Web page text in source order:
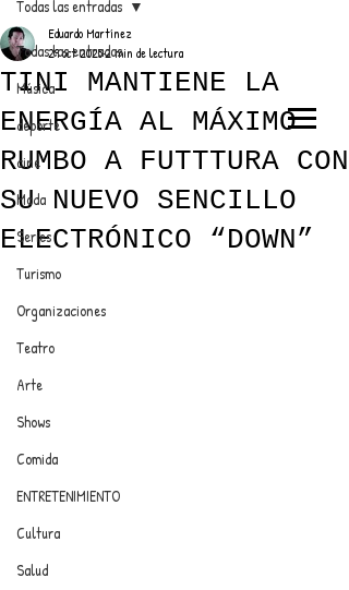
ANUNCIATE CON NOSOTROS
PARA MÁS INFORMACIÓN:
dinamicaseltrendytop@gmail.com
EL TRENDY TOP
CON EDDY MARTINEZ
Todas las entradas
Música
deporte
cine
Moda
Series
Turismo
Organizaciones
Teatro
Arte
Shows
Comida
ENTRETENIMIENTO
Cultura
Salud
Todas las entradas
TINI MANTIENE LA
ENERGÍA AL MÁXIMO
RUMBO A FUTTTURA CON
SU NUEVO SENCILLO
ELECTRÓNICO “DOWN”
Eduardo Martínez
29 oct 20252 min de lectura